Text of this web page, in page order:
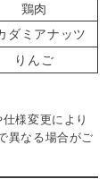
鶏肉
ダミアナッツ
りんご
様変更により
異なる場合がご